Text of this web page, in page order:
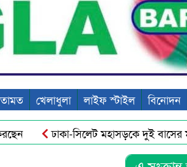
খেলাধুলা লাইফ স্টাইল বিনোদন
ঢাকা-সিলেট মহাসড়কে দুই বাসের
বিশ্বকাপ ফুটবল বিষয়ক কুইজ